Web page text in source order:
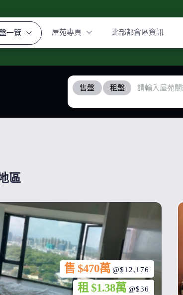
一覽 屋苑專頁 北部都會區資訊
售盤 租盤
區
售 $470萬 @$12,176
租 $1.38萬 @$36